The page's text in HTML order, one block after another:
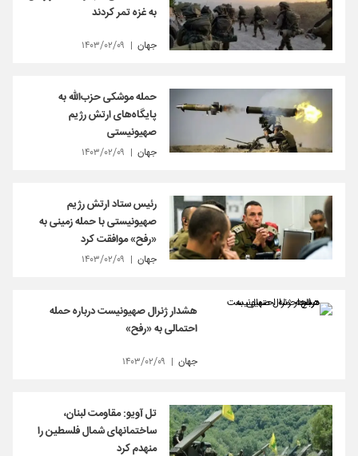
به غزه تمر کردند
جهان ۱۴۰۳/۰۲/۰۹
حمله موشکی حزب‌الله به
پایگاه‌های ارتش رژیم
صهیونیستی
جهان ۱۴۰۳/۰۲/۰۹
رئیس ستاد ارتش رژیم
صهیونیستی با حمله زمینی به
«رفح» موافقت کرد
جهان ۱۴۰۳/۰۲/۰۹
هشدار ژنرال صهیونیست درباره حمله
احتمالی به «رفح»
جهان ۱۴۰۳/۰۲/۰۹
تل آویو: مقاومت لبنان،
ساختمانهای شمال فلسطین را
منهدم کرد